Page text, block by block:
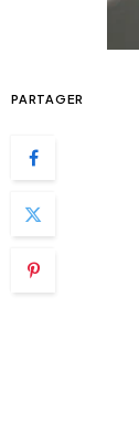
PARTAGER